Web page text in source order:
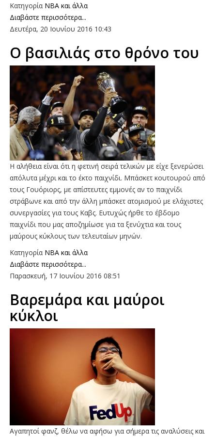
Κατηγορία NBA και άλλα
Διαβάστε περισσότερα...
Δευτέρα, 20 Ιουνίου 2016 10:43
O βασιλιάς στο θρόνο του
Η αλήθεια είναι ότι η φετινή σειρά τελικών με είχε ξενερώσει
απόλυτα μέχρι και το έκτο παιχνίδι. Μπάσκετ κουτουρού από
τους Γουόριορς, με απίστευτες εμμονές αν το παιχνίδι
στράβωνε και από την άλλη μπάσκετ ατομισμού με ελάχιστες
συνεργασίες για τους Καβς. Ευτυχώς ήρθε το έβδομο
παιχνίδι που μας αποζημίωσε για τα ξενύχτια και τους
μαύρους κύκλους των τελευταίων μηνών.
Κατηγορία NBA και άλλα
Διαβάστε περισσότερα...
Παρασκευή, 17 Ιουνίου 2016 08:51
Βαρεμάρα και μαύροι
κύκλοι
Aγαπητοί φανζ, θέλω να αφήσω για σήμερα τις αναλύσεις και